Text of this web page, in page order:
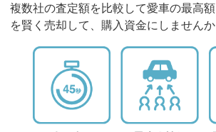
複数社の査定額を比較して愛車の最高
を賢く売却して、購入資金にしませんか